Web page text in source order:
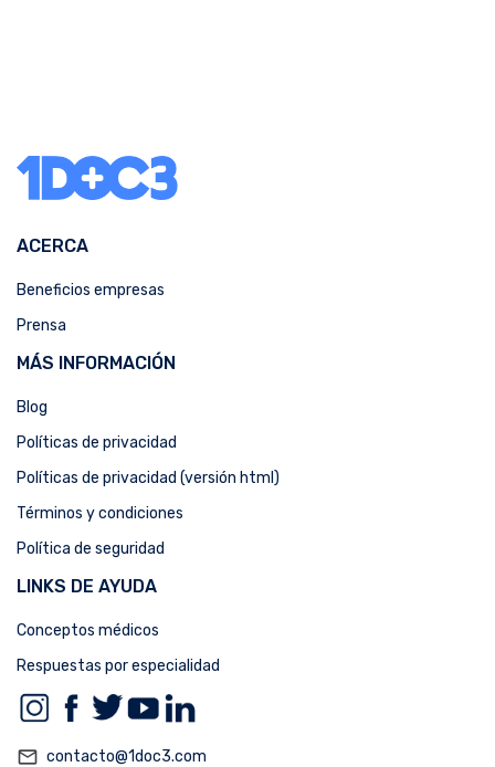
ACERCA
Beneficios empresas
Prensa
MÁS INFORMACIÓN
Blog
Políticas de privacidad
Políticas de privacidad (versión html)
Términos y condiciones
Política de seguridad
LINKS DE AYUDA
Conceptos médicos
Respuestas por especialidad
mail_outline contacto@1doc3.com